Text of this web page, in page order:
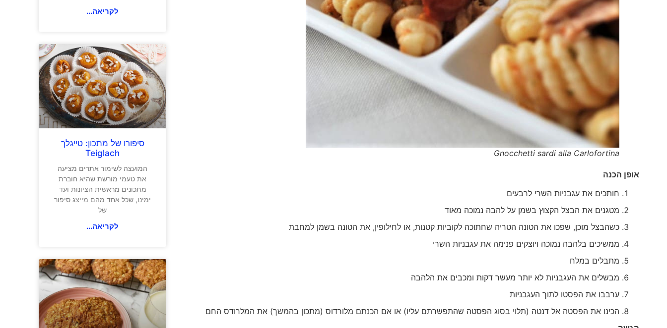
Gnocchetti sardi alla Carlofortina
אופן הכנה
חותכים את עגבניות השרי לרבעים
מטגנים את הבצל הקצוץ בשמן על להבה נמוכה מאוד
כשהבצל מוכן, שפכו את הטונה הטריה שחתוכה לקוביות קטנות, או לחילופין, את הטונה בשמן למחבת
ממשיכים בלהבה נמוכה ויוצקים פנימה את עגבניות השרי
מתבלים במלח
מבשלים את העגבניות לא יותר מעשר דקות ומכבים את הלהבה
ערבבו את הפסטו לתוך העגבניות
הכינו את הפסטה אל דנטה (תלוי בסוג הפסטה שהתפשרתם עליו) או אם הכנתם מלורדוס (מתכון בהמשך) את המלרודס החם
לקריאה...
סיפורו של מתכון: טייגלך
Teiglach
המועצה לשימור אתרים מציעה
את טעמי מורשת שהיא חוברת
מתכונים מראשית הציונות ועד
ימינו, שכל אחד מהם מייצג סיפור
של
לקריאה...